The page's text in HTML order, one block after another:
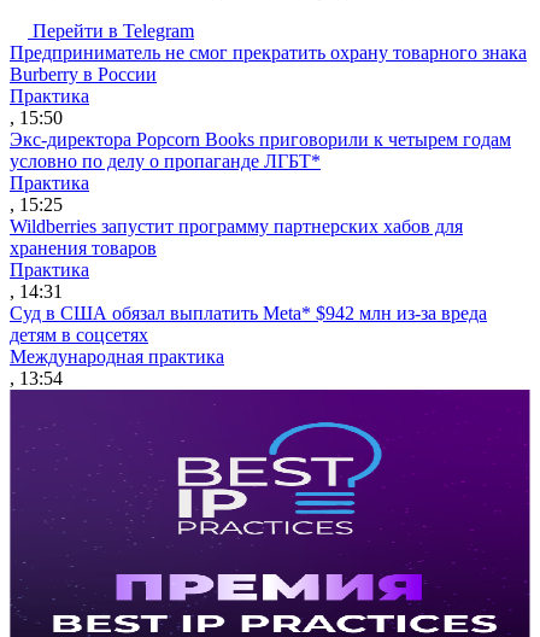
Перейти в Telegram
Предприниматель не смог прекратить охрану товарного знака
Burberry в России
Практика
, 15:50
Экс-директора Popcorn Books приговорили к четырем годам
условно по делу о пропаганде ЛГБТ*
Практика
, 15:25
Wildberries запустит программу партнерских хабов для
хранения товаров
Практика
, 14:31
Суд в США обязал выплатить Meta* $942 млн из-за вреда
детям в соцсетях
Международная практика
, 13:54